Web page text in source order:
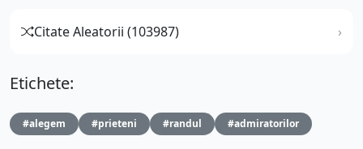
Citate Aleatorii (103987)
Etichete:
#alegem #prieteni #randul #admiratorilor